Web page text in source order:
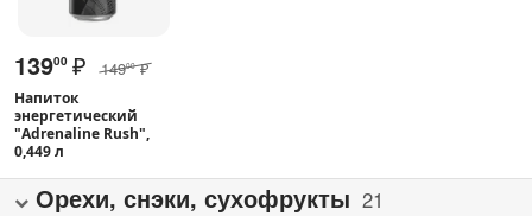
13900 ₽ 14900 ₽
Напиток
энергетический
"Adrenaline Rush",
0,449 л
Орехи, снэки, сухофрукты 21